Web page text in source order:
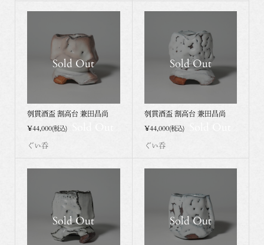
Sold Out
刳貫酒盃 割高台 兼田昌尚
¥44,000(税込)
ぐい呑
Sold Out
刳貫酒盃 割高台 兼田昌尚
¥44,000(税込)
ぐい呑
Sold Out Sold Out